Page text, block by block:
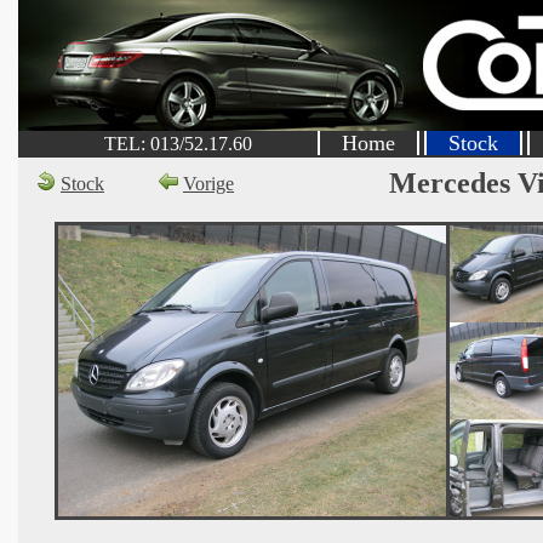
TEL: 013/52.17.60 Home Stock
Stock Vorige Mercedes